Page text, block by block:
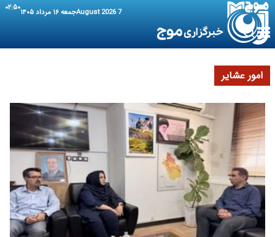
7 August 2026 جمعه ۱۶ مرداد ۱۴۰۵ ۰۲:۵۰
امور عشایر